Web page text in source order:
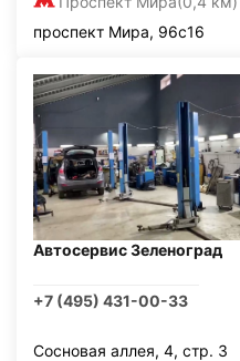
проспект Мира, 96с16
Автосервис Зеленоград
+7 (495) 431-00-33
Сосновая аллея, 4, стр. 3